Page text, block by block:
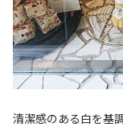
清潔感のある白を基